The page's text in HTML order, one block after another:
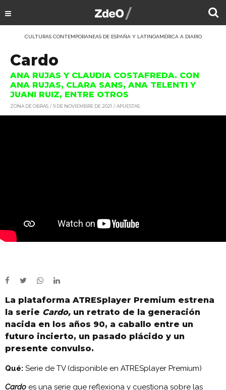
CULTURAS CONTEMPORÁNEAS DE ESPAÑA Y LATINOAMÉRICA A DIARIO
Cardo
ANA RUJAS Y CLAUDIA COSTAFREDA. CON
ANA RUJAS, CLARA SANS, ANA TELENTI Y
JUANI RUIZ, ENTRE OTROS
ZONA DE OBRAS 9 DE NOVIEMBRE DE 2021 APUESTAS
La plataforma ATRESplayer Premium estrena
la serie Cardo, un retrato de la generación
nacida en los años 90, a caballo entre un
futuro incierto, un pasado plácido y un
presente convulso.
Qué: Serie de TV (disponible en ATRESplayer Premium)
Cardo es una serie que reflexiona y cuestiona sobre las